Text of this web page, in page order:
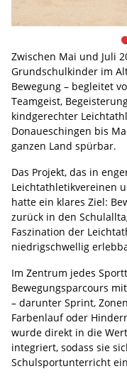
Zwischen Mai und Juli
Grundschulkinder im
Bewegung – begleitet
Teamgeist,
kindgerechter
Donaueschingen bis
ganzen Land spürbar.
Das Projekt, das in
Leichtathletikvereinen
hatte ein klares Ziel:
zurück in den
Faszination der
niedrigschwellig
Im Zentrum jedes
Bewegungsparcours
– darunter Sprint,
Farbenlauf oder
wurde direkt in die
integriert, sodass sie
Schulsportunterricht